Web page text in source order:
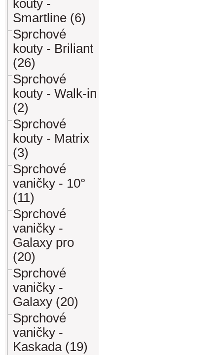
kouty -
Smartline (6)
Sprchové
kouty - Briliant
(26)
Sprchové
kouty - Walk-in
(2)
Sprchové
kouty - Matrix
(3)
Sprchové
vaničky - 10°
(11)
Sprchové
vaničky -
Galaxy pro
(20)
Sprchové
vaničky -
Galaxy (20)
Sprchové
vaničky -
Kaskada (19)